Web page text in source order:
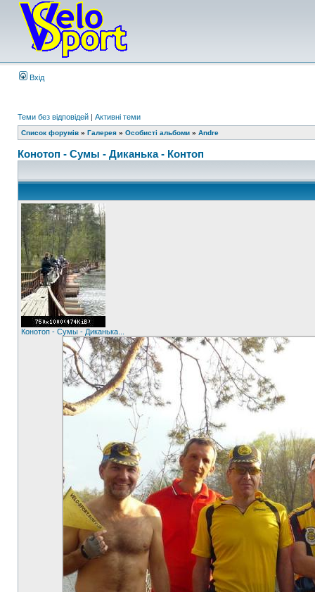
Вхід
Теми без відповідей | Активні теми
Список форумів » Галерея » Особисті альбоми » Andre
Конотоп - Сумы - Диканька - Контоп
Конотоп - Сумы - Диканька...